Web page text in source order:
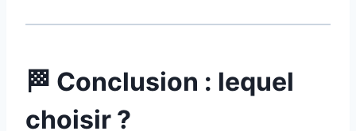
🏁 Conclusion : lequel
choisir ?